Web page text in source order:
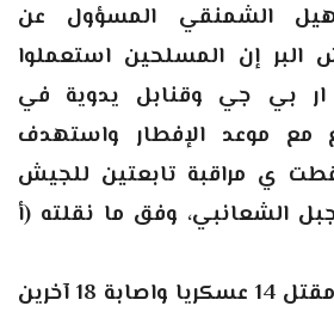
الشمنقي المسؤول عن
إن المسلحين استعملوا
بي جي وقنابل يدوية في
مع موعد الإفطار واستهدف
ي مراقبة تابعتين للجيش
الشعانبي، وفق ما نقلته (أ
وأسفر الهجوم عن مقتل 14 عسكريا واصابة 18 آخرين